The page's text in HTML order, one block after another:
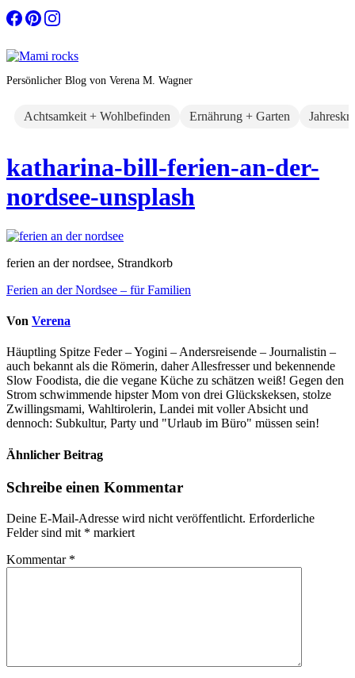
Zum
Inhalt
Persönlicher Blog von Verena M. Wagner
Achtsamkeit + Wohlbefinden Ernährung + Garten
katharina-bill-ferien-an-der-
nordsee-unsplash
ferien an der nordsee, Strandkorb
Beitragsnavigation
Ferien an der Nordsee – für Familien
Von Verena
Häuptling Spitze Feder – Yogini – Andersreisende – Journalistin –
auch bekannt als die Römerin, daher Allesfresser und bekennende
Slow Foodista, die die vegane Küche zu schätzen weiß! Gegen den
Strom schwimmende hipster Mom von drei Glückskeksen, stolze
Zwillingsmami, Wahltirolerin, Landei mit voller Absicht und
dennoch: Subkultur, Party und "Urlaub im Büro" müssen sein!
Ähnlicher Beitrag
Schreibe einen Kommentar
Deine E-Mail-Adresse wird nicht veröffentlicht. Erforderliche
Felder sind mit * markiert
Kommentar *